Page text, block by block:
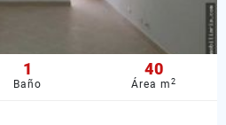
1
Baño
40
Área m2